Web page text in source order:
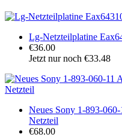
Lg-Netzteilplatine
€36.00
Jetzt nur noch €33.48
Neues Sony 1-893-
Netzteil
€68.00